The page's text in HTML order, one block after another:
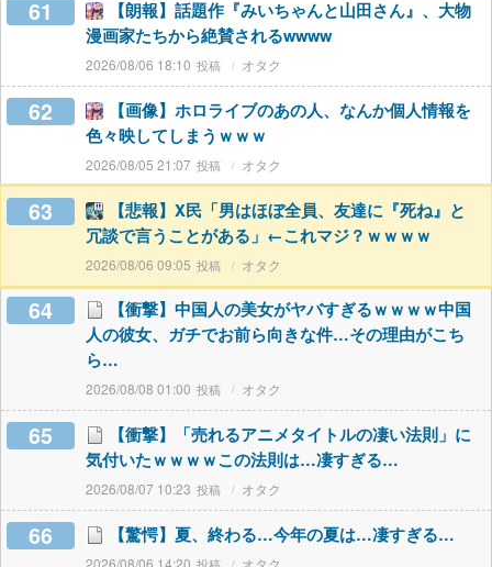
61
【朗報】話題作『みいちゃんと山田さん』、大物
漫画家たちから絶賛されるwwww
2026/08/06 18:10 オタク
62
【画像】ホロライブのあの人、なんか個人情報を
色々映してしまうｗｗｗ
2026/08/05 21:07 オタク
63
【悲報】X民「男はほぼ全員、友達に『死ね』と
冗談で言うことがある」←これマジ？ｗｗｗｗ
2026/08/06 09:05 オタク
64
【衝撃】中国人の美女がヤバすぎるｗｗｗｗ中国
人の彼女、ガチでお前ら向きな件…その理由がこち
ら…
2026/08/08 01:00 オタク
65
【衝撃】「売れるアニメタイトルの凄い法則」に
気付いたｗｗｗｗこの法則は…凄すぎる…
2026/08/07 10:23 オタク
66 【驚愕】夏、終わる…今年の夏は…凄すぎる…
2026/08/06 14:20 オタク